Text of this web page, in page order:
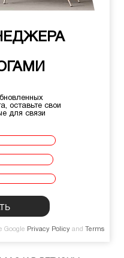
оставьте свои
для связи
Google Privacy Policy and
Terms